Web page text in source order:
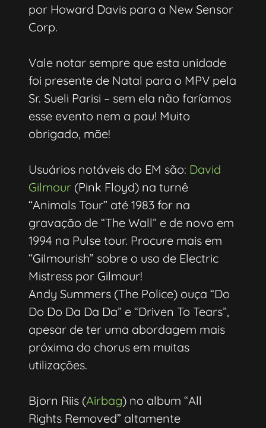
por Howard Davis para a New Sensor
Corp.
Vale notar sempre que esta unidade
foi presente de Natal para o MPV pela
Sr. Sueli Parisi – sem ela não faríamos
esse evento nem a pau! Muito
obrigado, mãe!
Usuários notáveis do EM são: David
Gilmour (Pink Floyd) na turnê
“Animals Tour” até 1983 for na
gravação de “The Wall” e de novo em
1994 na Pulse tour. Procure mais em
“Gilmourish” sobre o uso de Electric
Mistress por Gilmour!
Andy Summers (The Police) ouça “Do
Do Do Da Da Da” e “Driven To Tears”,
apesar de ter uma abordagem mais
próxima do chorus em muitas
utilizações.
Bjorn Riis (Airbag) no album “All
Rights Removed” altamente